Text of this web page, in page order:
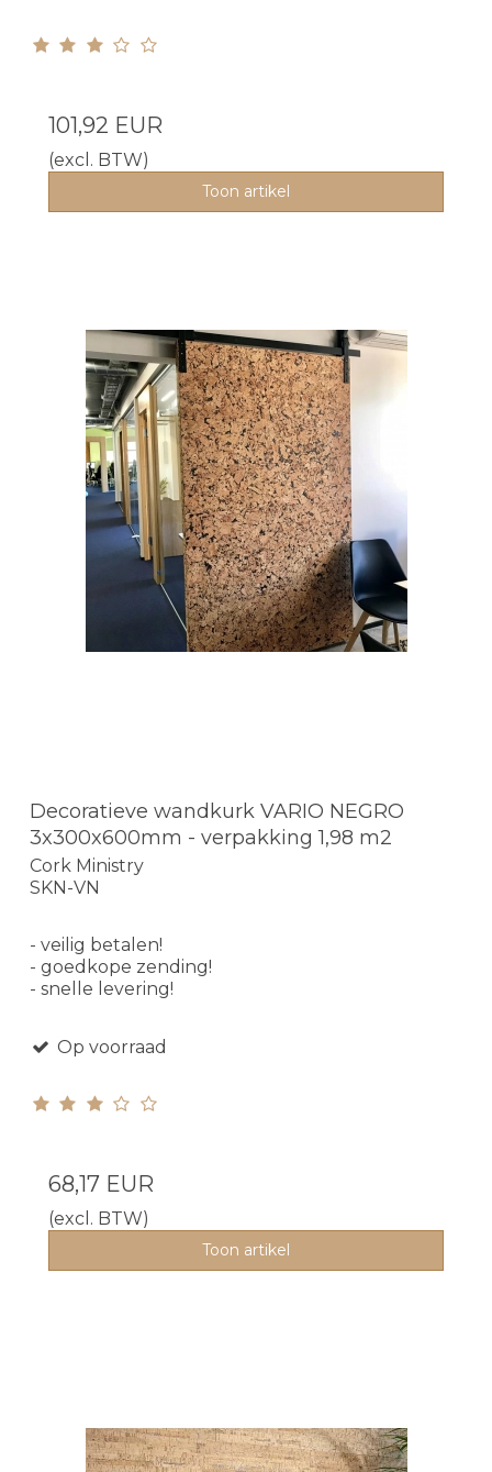
101,92 EUR
(excl. BTW)
Toon artikel
Decoratieve wandkurk VARIO NEGRO
3x300x600mm - verpakking 1,98 m2
Cork Ministry
SKN-VN
- veilig betalen!
- goedkope zending!
- snelle levering!
Op voorraad
68,17 EUR
(excl. BTW)
Toon artikel